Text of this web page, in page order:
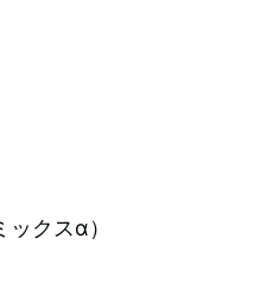
クスα）